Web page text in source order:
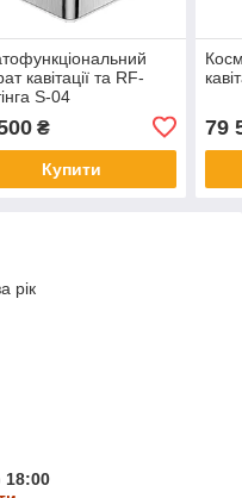
кавітації та RF-
S-04
₴
Купити
79
рік
18:00